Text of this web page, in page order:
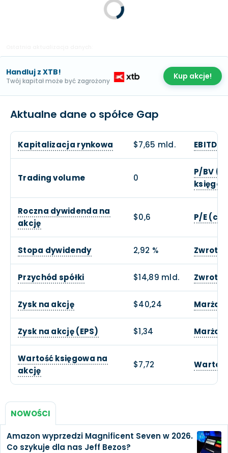
Handluj z XTB!
Twój kapitał może być zagrożony Kup akcje!
Aktualne dane o spółce Gap
Kapitalizacja rynkowa $7,65 mld. EBITDA
Trading volume 0
P/BV
Roczna dywidenda na
akcję
$0,6 P/E
Stopa dywidendy 2,92 % Zwrot z
Przychód spółki $14,89 mld. Zwrotu
Zysk na akcję $40,24 Marża
Zysk na akcję (EPS) $1,34 Marża
Wartość księgowa na
akcję
$7,72
NOWOŚCI
Amazon wyprzedzi Magnificent Seven w 2026.
Co szykuje dla nas Jeff Bezos?